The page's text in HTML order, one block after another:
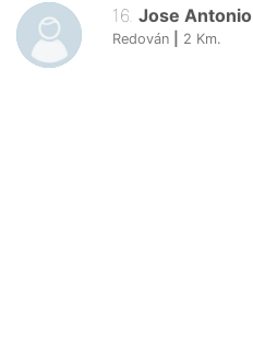
16 Jose Antonio
Redován 2 Km.